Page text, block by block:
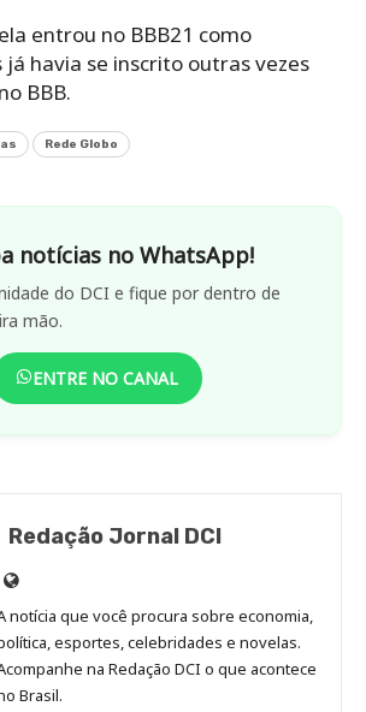
entrou no BBB21 como
já havia se inscrito outras vezes
BBB.
Rede Globo
notícias no WhatsApp!
do DCI e fique por dentro de
mão.
ENTRE NO CANAL
Redação Jornal DCI
Site
de
Redação
Jornal
DCI
notícia que você procura sobre economia,
esportes, celebridades e novelas.
na Redação DCI o que acontece
Brasil.